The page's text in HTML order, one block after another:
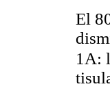
El
1A: